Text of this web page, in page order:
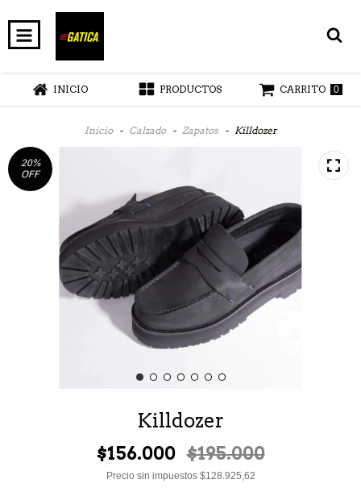
INICIO PRODUCTOS CARRITO 0
Inicio - Calzado - Zapatos - Killdozer
20%
OFF
Killdozer
$156.000 $195.000
Precio sin impuestos $128.925,62